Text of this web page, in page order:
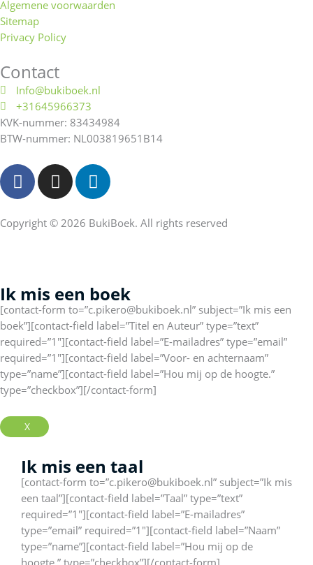
Algemene voorwaarden
Sitemap
Privacy Policy
Contact
Info@bukiboek.nl
+31645966373
KVK-nummer: 83434984
BTW-nummer: NL003819651B14
F
a
c
e
k
-
f
I
n
s
t
a
m
L
i
n
k
n
Copyright © 2026 BukiBoek. All rights reserved
Ik mis een boek
[contact-form to=”c.pikero@bukiboek.nl” subject=”Ik mis een
boek”][contact-field label=”Titel en Auteur” type=”text”
required=”1″][contact-field label=”E-mailadres” type=”email”
required=”1″][contact-field label=”Voor- en achternaam”
type=”name”][contact-field label=”Hou mij op de hoogte.”
type=”checkbox”][/contact-form]
X
Ik mis een taal
[contact-form to=”c.pikero@bukiboek.nl” subject=”Ik mis
een taal”][contact-field label=”Taal” type=”text”
required=”1″][contact-field label=”E-mailadres”
type=”email” required=”1″][contact-field label=”Naam”
type=”name”][contact-field label=”Hou mij op de
hoogte.” type=”checkbox”][/contact-form]